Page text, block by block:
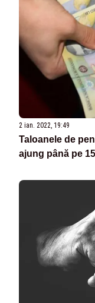
2 ian. 2022, 19:49
Taloanele de
ajung până pe